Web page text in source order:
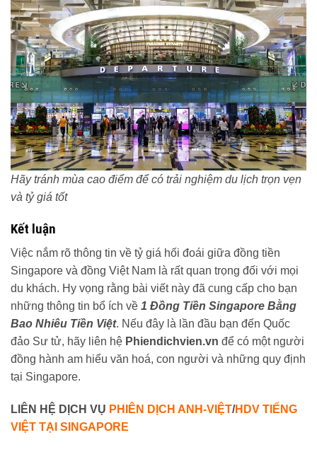
Hãy tránh mùa cao điểm để có trải nghiệm du lịch trọn vẹn
và tỷ giá tốt
Kết luận
Việc nắm rõ thông tin về tỷ giá hối đoái giữa đồng tiền
Singapore và đồng Việt Nam là rất quan trọng đối với mọi
du khách. Hy vọng rằng bài viết này đã cung cấp cho bạn
những thông tin bổ ích về 1 Đồng Tiền Singapore Bằng
Bao Nhiêu Tiền Việt. Nếu đây là lần đầu bạn đến Quốc
đảo Sư tử, hãy liên hệ Phiendichvien.vn để có một người
đồng hành am hiểu văn hoá, con người và những quy định
tại Singapore.
LIÊN HỆ DỊCH VỤ PHIÊN DỊCH ANH-VIỆT/HDV TIẾNG
VIỆT TẠI SINGAPORE